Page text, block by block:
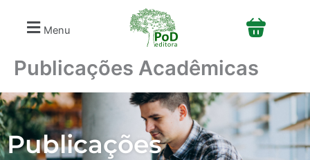
conteúdo
Menu
Publicações Acadêmicas
Publicações